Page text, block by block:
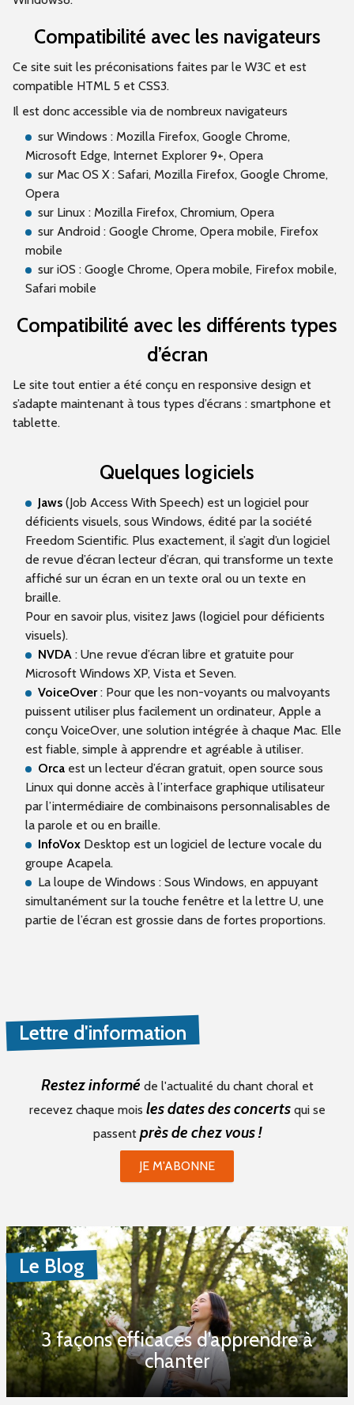
Compatibilité avec les navigateurs
Ce site suit les préconisations faites par le W3C et est
compatible HTML 5 et CSS3.
Il est donc accessible via de nombreux navigateurs
sur Windows : Mozilla Firefox, Google Chrome,
Microsoft Edge, Internet Explorer 9+, Opera
sur Mac OS X : Safari, Mozilla Firefox, Google Chrome,
Opera
sur Linux : Mozilla Firefox, Chromium, Opera
sur Android : Google Chrome, Opera mobile, Firefox
mobile
sur iOS : Google Chrome, Opera mobile, Firefox mobile,
Safari mobile
Compatibilité avec les différents types
d’écran
Le site tout entier a été conçu en responsive design et
s’adapte maintenant à tous types d’écrans : smartphone et
tablette.
Quelques logiciels
Jaws (Job Access With Speech) est un logiciel pour
déficients visuels, sous Windows, édité par la société
Freedom Scientific. Plus exactement, il s’agit d’un logiciel
de revue d’écran lecteur d’écran, qui transforme un texte
affiché sur un écran en un texte oral ou un texte en
braille.
Pour en savoir plus, visitez Jaws (logiciel pour déficients
visuels).
NVDA : Une revue d’écran libre et gratuite pour
Microsoft Windows XP, Vista et Seven.
VoiceOver: Pour que les non-voyants ou malvoyants
puissent utiliser plus facilement un ordinateur, Apple a
conçu VoiceOver, une solution intégrée à chaque Mac. Elle
est fiable, simple à apprendre et agréable à utiliser.
Orca est un lecteur d’écran gratuit, open source sous
Linux qui donne accès à l’interface graphique utilisateur
par l’intermédiaire de combinaisons personnalisables de
la parole et ou en braille.
InfoVox Desktop est un logiciel de lecture vocale du
groupe Acapela.
La loupe de Windows : Sous Windows, en appuyant
simultanément sur la touche fenêtre et la lettre U, une
partie de l’écran est grossie dans de fortes proportions.
Lettre d'information
Restez informé de l'actualité du chant choral et
recevez chaque mois les dates des concertsqui se
passent près de chez vous !
JE M'ABONNE
Le Blog
3 façons efficaces d’apprendre à
chanter